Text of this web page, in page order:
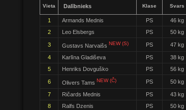
Vieta Dalībnieks Klase Svars
1 Armands Mednis PS 46 kg
2
Leo Elsbergs PS 50 kg
3 Gustavs Narvaišs NEW (S) PS 47 kg
4 Karlīna Gladiševa PS 38 kg
5
Henriks Dovguško PS 56 kg
6 Olivers Tams NEW (Č) PS 50 kg
7 Ričards Mednis PS 43 kg
8
Ralfs Dzenis PS 50 kg